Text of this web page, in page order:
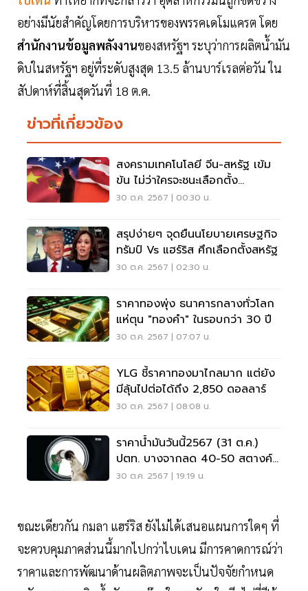
อย่างมีนัยสำคัญโดยการบริหารของพรรคเดโมแครต โดย
สำนักงานข้อมูลพลังงานของสหรัฐฯ ระบุว่าการผลิตน้ำมัน
ดิบในสหรัฐฯ อยู่ที่ระดับสูงสุด 13.5 ล้านบาร์เรลต่อวัน ใน
สัปดาห์ที่สิ้นสุดวันที่ 18 ต.ค.
ข่าวที่เกี่ยวข้อง
สงครามเทคโนโลยี จีน-สหรัฐ เข้ม
ข้น ไม่ว่าใครจะชนะเลือกตั้ง
สหรัฐ2024
30 ต.ค. 2567 | 00:30 น.
สรุปง่ายๆ จุดยืนนโยบายเศรษฐกิจ
ทรัมป์ Vs แฮร์ริส ศึกเลือกตั้งสหรัฐ
30 ต.ค. 2567 | 02:30 น.
ราคาทองพุ่ง ธนาคารกลางทั่วโลก
แห่ตุน "ทองคำ" ในรอบกว่า 30 ปี
30 ต.ค. 2567 | 07:07 น.
YLG ชี้ราคาทองมาไกลมาก แต่ยัง
มีลุ้นไปต่อได้ถึง 2,850 ดอลลาร์
30 ต.ค. 2567 | 08:08 น.
ราคาน้ำมันวันนี้2567 (31 ต.ค.)
ปตท. บางจากลด 40-50 สตางค์
อัปเดตราคาล่าสุด
30 ต.ค. 2567 | 19:19 น.
ขณะเดียวกัน กมลา แฮร์ริส ยังไม่ได้เสนอแผนการใดๆ ที่
จะควบคุมภาคส่วนนี้มากไปกว่าไบเดน มีการคาดการณ์ว่า
ราคาและการพัฒนาด้านผลิตภาพจะเป็นปัจจัยกำหนด